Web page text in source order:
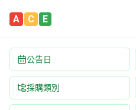
A C E
公告日
採購類別